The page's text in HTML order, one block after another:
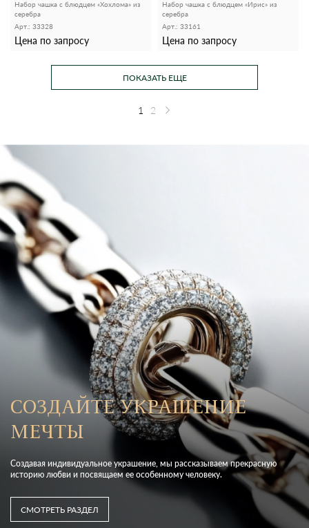
Набор чашка с блюдцем «Хохлома» из
серебра
Арт.: 33328
Цена по запросу
Набор чашка с блюдцем «Ирис» из
серебра
Арт.: 33161
Цена по запросу
ПОКАЗАТЬ ЕЩЕ
1 2
СОЗДАЙТЕ УКРАШЕНИЕ
МЕЧТЫ
Создавая индивидуальное украшение, мы рассказываем прекрасную
историю любви и посвящаем ее особенному человеку.
СМОТРЕТЬ РАЗДЕЛ